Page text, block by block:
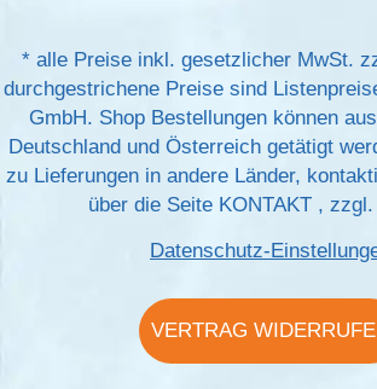
* alle Preise inkl. gesetzlicher MwSt.
durchgestrichene Preise sind
GmbH. Shop Bestellungen können
Deutschland und Österreich getätigt
zu Lieferungen in andere Länder,
über die Seite KONTAKT , zzgl.
Datenschutz-
VERTRAG